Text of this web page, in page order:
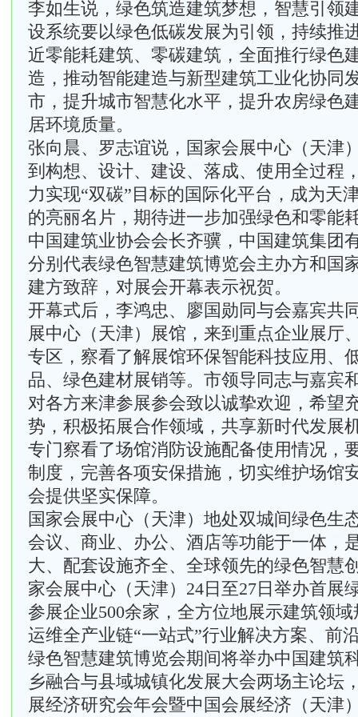
李如生说，绿色筑造建筑梦想，智慧引领
设系统要以绿色低碳发展为引领，持续推
近零能耗建筑、零碳建筑，全面推行绿色
造，推动智能建造与新型建筑工业化协同
市，提升城市智慧化水平，提升农房绿色
居环境质量。
张向晨、罗志谊说，国家会展中心（天津
到构想、设计、建设、落成、使用全过程
力实现“双碳”目标的国际化平台，成为天
的亮丽名片，期待进一步加强绿色和零能
中国建筑业协会会长齐骥，中国建筑集团
分别代表绿色智慧建筑博览会主办方和国
建方致辞，对展会开幕表示祝贺。
开幕式后，李鸿忠、廖国勋同与会嘉宾共
展中心（天津）展馆，来到重点企业展厅
专区，察看了解展馆环保智能科技应用、
品、绿色建材展销等。市领导同志与嘉宾
对各方来津参展参会致以诚挚欢迎，希望
势，积极拓展合作领域，共享新时代发展
专门察看了场馆消防设施配备使用情况，
制度，完善各项安保措施，切实维护场馆
会提供坚实保障。
国家会展中心（天津）地处双城间绿色生
会议、商业、办公、酒店等功能于一体，
大、配套设施齐全、全球领先的绿色智慧
家会展中心（天津）24日至27日举办首展
参展企业500余家，全方位地展示建筑领
运维全产业链“一站式”行业解决方案、前
绿色智慧建筑博览会期间将举办中国建筑
乡融合与县域城镇化发展大会两场主论坛
展经济研究会年会暨中国会展经济（天津